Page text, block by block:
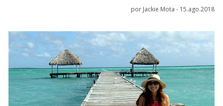
por Jackie Mota - 15.ago.2018